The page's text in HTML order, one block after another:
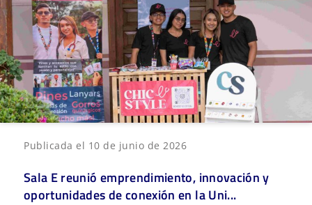
Publicada el 10 de junio de 2026
Sala E reunió emprendimiento, innovación y
oportunidades de conexión en la Uni...